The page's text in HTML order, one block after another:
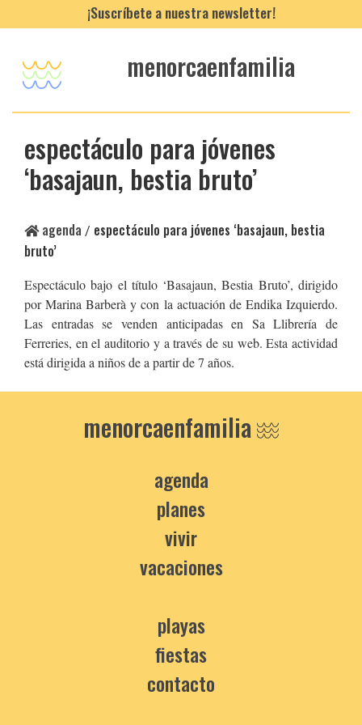
¡Suscríbete a nuestra newsletter!
menorcaenfamilia
espectáculo para jóvenes
‘basajaun, bestia bruto’
agenda / espectáculo para jóvenes ‘basajaun, bestia
bruto’
Espectáculo bajo el título ‘Basajaun, Bestia Bruto’, dirigido
por Marina Barberà y con la actuación de Endika Izquierdo.
Las entradas se venden anticipadas en Sa Llibrería de
Ferreries, en el auditorio y a través de su web. Esta actividad
está dirigida a niños de a partir de 7 años.
menorcaenfamilia
agenda
planes
vivir
vacaciones
playas
fiestas
contacto